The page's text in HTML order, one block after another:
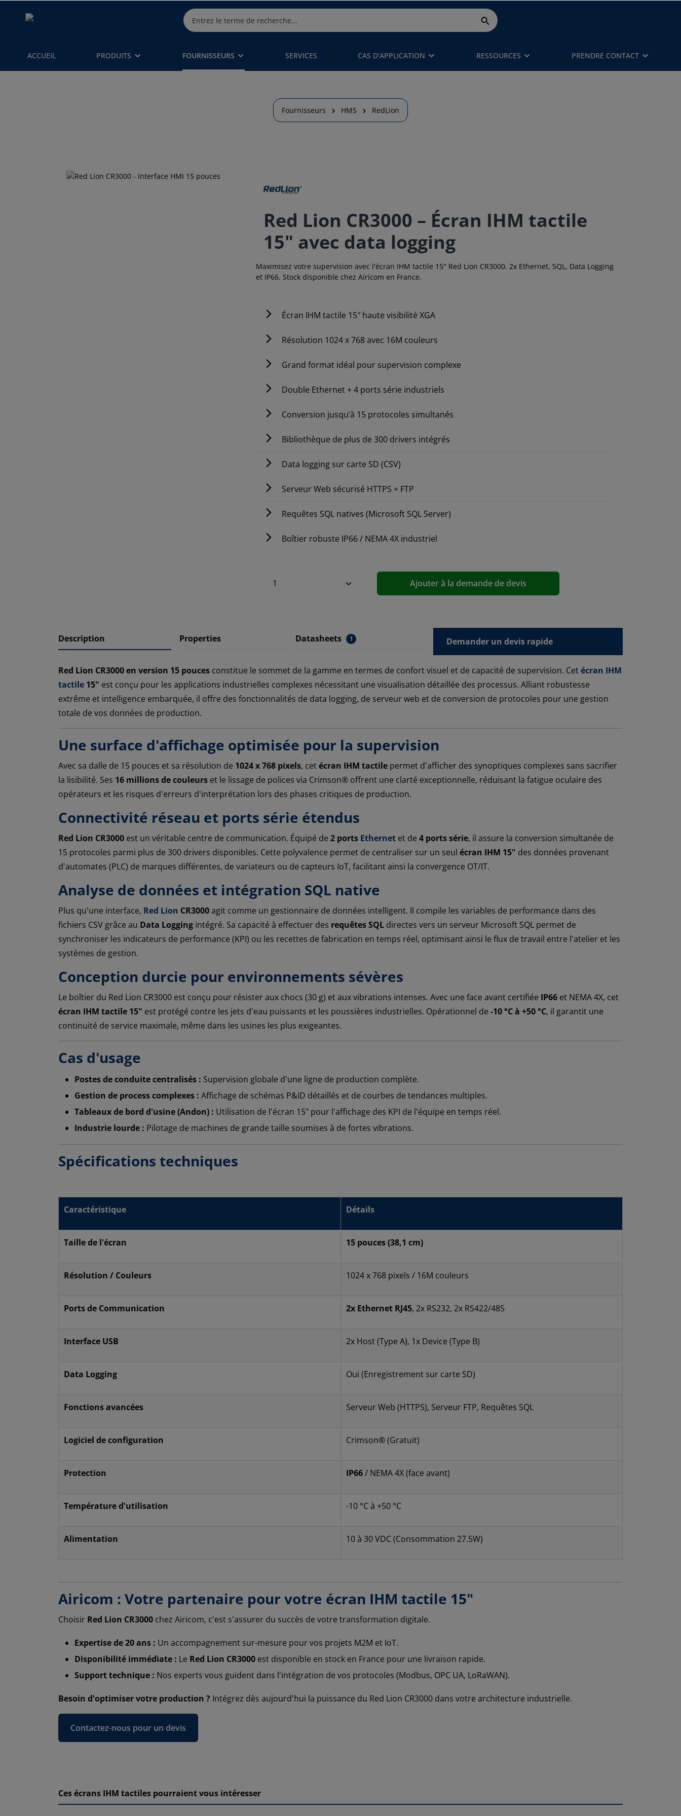
ACCUEIL PRODUITS FOURNISSEURS SERVICES CAS D'APPLICATION RESSOURCES PRENDRE CONTACT
Fournisseurs HMS RedLion
Red Lion CR3000 – Écran IHM tactile
15" avec data logging
Maximisez votre supervision avec l'écran IHM tactile 15" Red Lion CR3000. 2x Ethernet, SQL, Data Logging
et IP66. Stock disponible chez Airicom en France.
Écran IHM tactile 15″ haute visibilité XGA
Résolution 1024 x 768 avec 16M couleurs
Grand format idéal pour supervision complexe
Double Ethernet + 4 ports série industriels
Conversion jusqu’à 15 protocoles simultanés
Bibliothèque de plus de 300 drivers intégrés
Data logging sur carte SD (CSV)
Serveur Web sécurisé HTTPS + FTP
Requêtes SQL natives (Microsoft SQL Server)
Boîtier robuste IP66 / NEMA 4X industriel
Ajouter à la demande de devis
Description Properties Datasheets 1 Demander un devis rapide
Red Lion CR3000 en version 15 pouces constitue le sommet de la gamme en termes de confort visuel et de capacité de supervision. Cetécran IHM
tactile 15" est conçu pour les applications industrielles complexes nécessitant une visualisation détaillée des processus. Alliant robustesse
extrême et intelligence embarquée, il offre des fonctionnalités de data logging, de serveur web et de conversion de protocoles pour une gestion
totale de vos données de production.
Une surface d'affichage optimisée pour la supervision
Avec sa dalle de 15 pouces et sa résolution de 1024 x 768 pixels, cetécran IHM tactile permet d'afficher des synoptiques complexes sans sacrifier
la lisibilité. Ses 16 millions de couleurs et le lissage de polices via Crimson® offrent une clarté exceptionnelle, réduisant la fatigue oculaire des
opérateurs et les risques d'erreurs d'interprétation lors des phases critiques de production.
Connectivité réseau et ports série étendus
Red Lion CR3000 est un véritable centre de communication. Équipé de 2 ports Ethernet et de 4 ports série, il assure la conversion simultanée de
15 protocoles parmi plus de 300 drivers disponibles. Cette polyvalence permet de centraliser sur un seul écran IHM 15" des données provenant
d'automates (PLC) de marques différentes, de variateurs ou de capteurs IoT, facilitant ainsi la convergence OT/IT.
Analyse de données et intégration SQL native
Plus qu'une interface, Red Lion CR3000agit comme un gestionnaire de données intelligent. Il compile les variables de performance dans des
fichiers CSV grâce au Data Logging intégré. Sa capacité à effectuer des requêtes SQL directes vers un serveur Microsoft SQL permet de
synchroniser les indicateurs de performance (KPI) ou les recettes de fabrication en temps réel, optimisant ainsi le flux de travail entre l'atelier et les
systèmes de gestion.
Conception durcie pour environnements sévères
Le boîtier du Red Lion CR3000 est conçu pour résister aux chocs (30 g) et aux vibrations intenses. Avec une face avant certifiée IP66 et NEMA 4X, cet
écran IHM tactile 15" est protégé contre les jets d'eau puissants et les poussières industrielles. Opérationnel de -10 °C à +50 °C, il garantit une
continuité de service maximale, même dans les usines les plus exigeantes.
Cas d'usage
Postes de conduite centralisés : Supervision globale d'une ligne de production complète.
Gestion de process complexes : Affichage de schémas P&ID détaillés et de courbes de tendances multiples.
Tableaux de bord d'usine (Andon) : Utilisation de l'écran 15" pour l'affichage des KPI de l'équipe en temps réel.
Industrie lourde : Pilotage de machines de grande taille soumises à de fortes vibrations.
Spécifications techniques
Caractéristique Détails
Taille de l'écran 15 pouces (38,1 cm)
Résolution / Couleurs 1024 x 768 pixels / 16M couleurs
Ports de Communication 2x Ethernet RJ45, 2x RS232, 2x RS422/485
Interface USB 2x Host (Type A), 1x Device (Type B)
Data Logging Oui (Enregistrement sur carte SD)
Fonctions avancées Serveur Web (HTTPS), Serveur FTP, Requêtes SQL
Logiciel de configuration Crimson® (Gratuit)
Protection IP66/ NEMA 4X (face avant)
Température d'utilisation -10 °C à +50 °C
Alimentation 10 à 30 VDC (Consommation 27.5W)
Airicom : Votre partenaire pour votre écran IHM tactile 15"
Choisir Red Lion CR3000 chez Airicom, c'est s'assurer du succès de votre transformation digitale.
Expertise de 20 ans : Un accompagnement sur-mesure pour vos projets M2M et IoT.
Disponibilité immédiate : Le Red Lion CR3000 est disponible en stock en France pour une livraison rapide.
Support technique : Nos experts vous guident dans l'intégration de vos protocoles (Modbus, OPC UA, LoRaWAN).
Besoin d'optimiser votre production ? Intégrez dès aujourd'hui la puissance du Red Lion CR3000 dans votre architecture industrielle.
Contactez-nous pour un devis
Ces écrans IHM tactiles pourraient vous intéresser